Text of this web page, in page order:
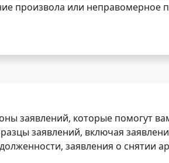
произвола или неправомерное
заявлений, которые помогут
заявлений, включая
заявления о снятии